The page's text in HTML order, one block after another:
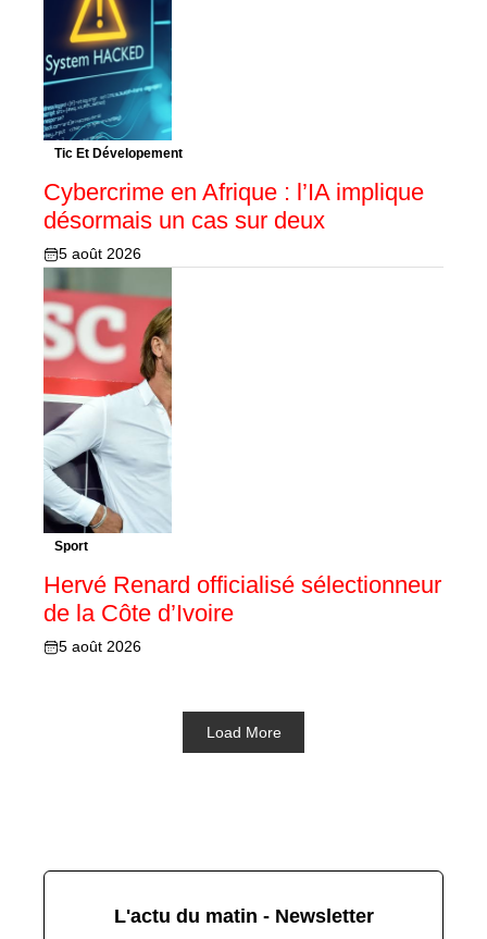
Tic Et Dévelopement
Cybercrime en Afrique : l’IA implique
désormais un cas sur deux
5 août 2026
Sport
Hervé Renard officialisé sélectionneur
de la Côte d’Ivoire
5 août 2026
Load More
L'actu du matin - Newsletter